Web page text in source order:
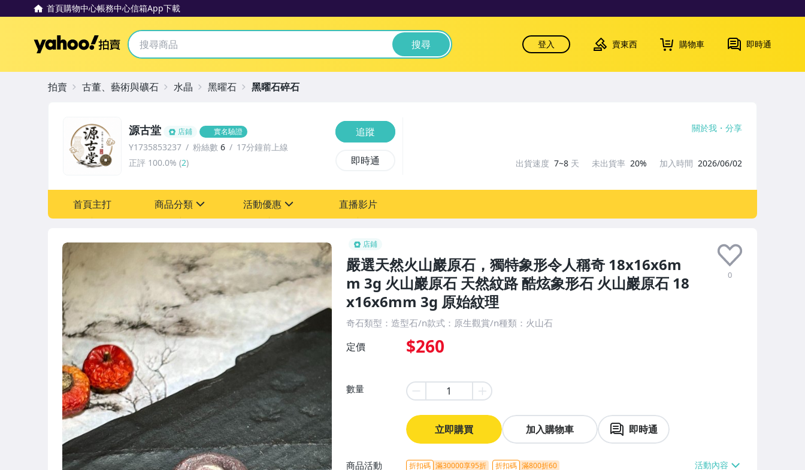
首頁購物中心帳務中心信箱App下載
Yahoo拍賣 搜尋 登入 賣東西 購物車 即時通
店鋪
嚴選天然火山巖原石，獨特象形令人稱奇 18x16x6m
m 3g 火山巖原石 天然紋路 酷炫象形石 火山巖原石 18
x16x6mm 3g 原始紋理
0
奇石類型：造型石/n款式：原生觀賞/n種類：火山石
定價 $260
數量
立即購買 加入購物車 即時通
商品活動 折扣碼 滿30000享95折 折扣碼 滿800折60
源古堂 店鋪 實名驗證
Y1735853237 粉絲數 6
17分鐘前上線
正評 100.0% (2)
追蹤
即時通
關於我 分享
出貨速度 7~8 天 未出貨率 20% 加入時間 2026/06/02
首頁主打 商品分類 活動優惠
[全店] 粉絲專享
直播影片
拍賣 古董、藝術與礦石 水晶 黑曜石 黑曜石碎石